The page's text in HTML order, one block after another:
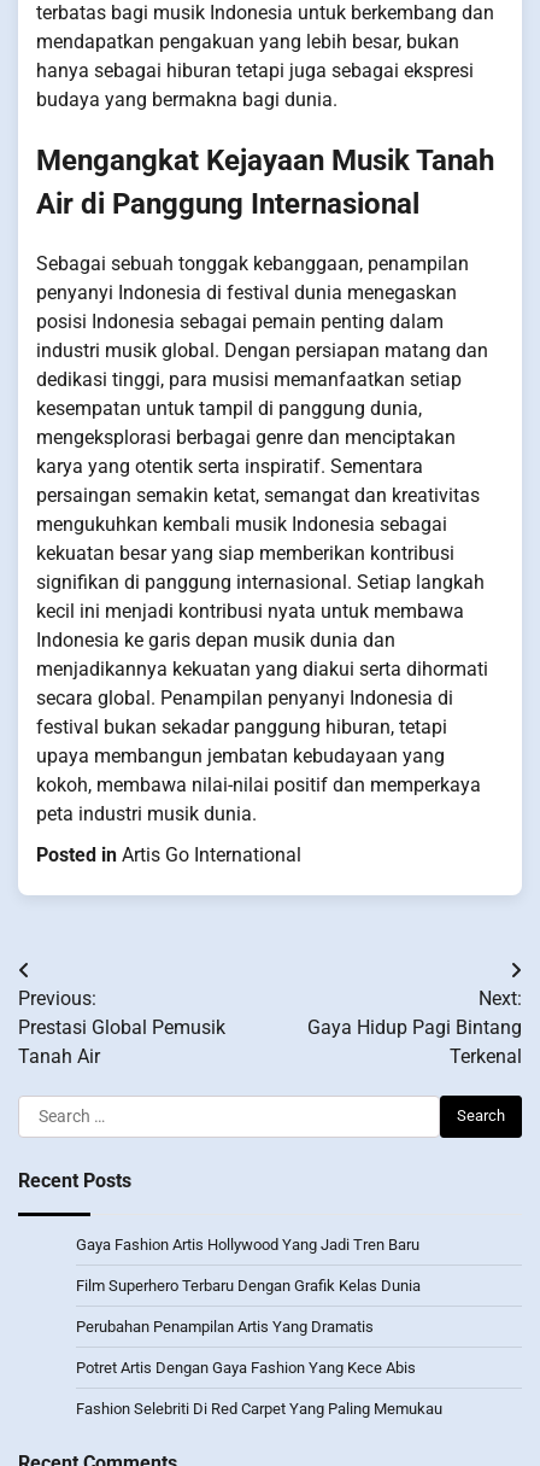
terbatas bagi musik Indonesia untuk berkembang dan
mendapatkan pengakuan yang lebih besar, bukan
hanya sebagai hiburan tetapi juga sebagai ekspresi
budaya yang bermakna bagi dunia.
Mengangkat Kejayaan Musik Tanah
Air di Panggung Internasional
Sebagai sebuah tonggak kebanggaan, penampilan
penyanyi Indonesia di festival dunia menegaskan
posisi Indonesia sebagai pemain penting dalam
industri musik global. Dengan persiapan matang dan
dedikasi tinggi, para musisi memanfaatkan setiap
kesempatan untuk tampil di panggung dunia,
mengeksplorasi berbagai genre dan menciptakan
karya yang otentik serta inspiratif. Sementara
persaingan semakin ketat, semangat dan kreativitas
mengukuhkan kembali musik Indonesia sebagai
kekuatan besar yang siap memberikan kontribusi
signifikan di panggung internasional. Setiap langkah
kecil ini menjadi kontribusi nyata untuk membawa
Indonesia ke garis depan musik dunia dan
menjadikannya kekuatan yang diakui serta dihormati
secara global. Penampilan penyanyi Indonesia di
festival bukan sekadar panggung hiburan, tetapi
upaya membangun jembatan kebudayaan yang
kokoh, membawa nilai-nilai positif dan memperkaya
peta industri musik dunia.
Posted in Artis Go International
Post
navigation
Previous:
Prestasi Global Pemusik
Tanah Air
Next:
Gaya Hidup Pagi Bintang
Terkenal
Search
for:
Recent Posts
Gaya Fashion Artis Hollywood Yang Jadi Tren Baru
Film Superhero Terbaru Dengan Grafik Kelas Dunia
Perubahan Penampilan Artis Yang Dramatis
Potret Artis Dengan Gaya Fashion Yang Kece Abis
Fashion Selebriti Di Red Carpet Yang Paling Memukau